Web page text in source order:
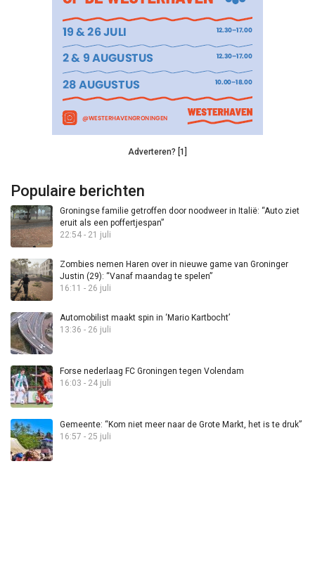
Adverteren? [1]
Populaire berichten
Groningse familie getroffen door noodweer in Italië: “Auto ziet
eruit als een poffertjespan”
22:54 - 21 juli
Zombies nemen Haren over in nieuwe game van Groninger
Justin (29): “Vanaf maandag te spelen”
16:11 - 26 juli
Automobilist maakt spin in ‘Mario Kartbocht’
13:36 - 26 juli
Forse nederlaag FC Groningen tegen Volendam
16:03 - 24 juli
Gemeente: “Kom niet meer naar de Grote Markt, het is te druk”
16:57 - 25 juli